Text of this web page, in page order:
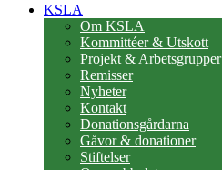
KSLA
Om KSLA
Kommittéer & Utskott
Projekt & Arbetsgrupper
Remisser
Nyheter
Kontakt
Donationsgårdarna
Gåvor & donationer
Stiftelser